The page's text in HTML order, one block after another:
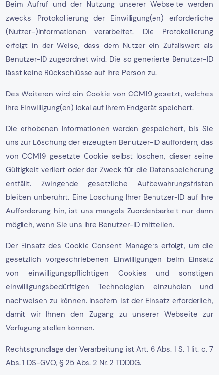
Beim Aufruf und der Nutzung unserer Webseite werden
zwecks Protokollierung der Einwilligung(en) erforderliche
(Nutzer-)Informationen verarbeitet. Die Protokollierung
erfolgt in der Weise, dass dem Nutzer ein Zufallswert als
Benutzer-ID zugeordnet wird. Die so generierte Benutzer-ID
lässt keine Rückschlüsse auf Ihre Person zu.
Des Weiteren wird ein Cookie von CCM19 gesetzt, welches
Ihre Einwilligung(en) lokal auf Ihrem Endgerät speichert.
Die erhobenen Informationen werden gespeichert, bis Sie
uns zur Löschung der erzeugten Benutzer-ID auffordern, das
von CCM19 gesetzte Cookie selbst löschen, dieser seine
Gültigkeit verliert oder der Zweck für die Datenspeicherung
entfällt. Zwingende gesetzliche Aufbewahrungsfristen
bleiben unberührt. Eine Löschung Ihrer Benutzer-ID auf Ihre
Aufforderung hin, ist uns mangels Zuordenbarkeit nur dann
möglich, wenn Sie uns Ihre Benutzer-ID mitteilen.
Der Einsatz des Cookie Consent Managers erfolgt, um die
gesetzlich vorgeschriebenen Einwilligungen beim Einsatz
von einwilligungspflichtigen Cookies und sonstigen
einwilligungsbedürftigen Technologien einzuholen und
nachweisen zu können. Insofern ist der Einsatz erforderlich,
damit wir Ihnen den Zugang zu unserer Webseite zur
Verfügung stellen können.
Rechtsgrundlage der Verarbeitung ist Art. 6 Abs. 1 S. 1 lit. c, 7
Abs. 1 DS-GVO, § 25 Abs. 2 Nr. 2 TDDDG.